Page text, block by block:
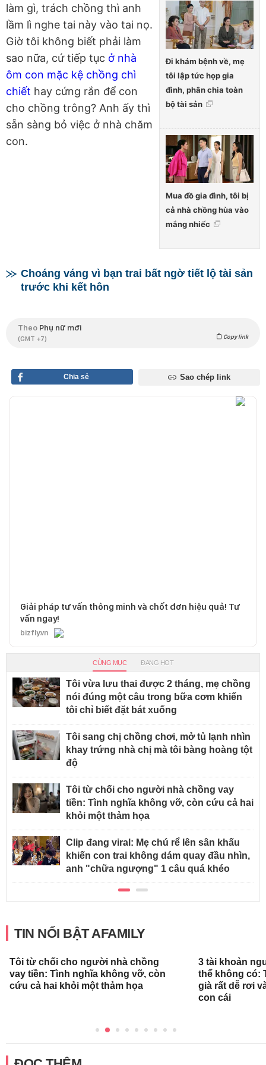
Đi khám bệnh về, mẹ
tôi lập tức họp gia
đình, phân chia toàn
bộ tài sản
Mua đồ gia đình, tôi bị
cả nhà chồng hùa vào
mắng nhiếc
làm gì, trách chồng thì anh
lầm lì nghe tai này vào tai nọ.
Giờ tôi không biết phải làm
sao nữa, cứ tiếp tục ở nhà
ôm con mặc kệ chồng chì
chiết hay cứng rắn để con
cho chồng trông? Anh ấy thì
sẵn sàng bỏ việc ở nhà chăm
con.
Choáng váng vì bạn trai bất ngờ tiết lộ tài sản
trước khi kết hôn
Theo Phụ nữ mới
(GMT +7) Copy link
Chia sẻ Sao chép link
Giải pháp tư vấn thông minh và chốt đơn hiệu quả! Tư
vấn ngay!
bizfly.vn
CÙNG MỤC ĐANG HOT
Tôi vừa lưu thai được 2 tháng, mẹ chồng
nói đúng một câu trong bữa cơm khiến
tôi chỉ biết đặt bát xuống
Tôi sang chị chồng chơi, mở tủ lạnh nhìn
khay trứng nhà chị mà tôi bàng hoàng tột
độ
Tôi từ chối cho người nhà chồng vay
tiền: Tình nghĩa không vỡ, còn cứu cả hai
khỏi một thảm họa
Clip đang viral: Mẹ chú rể lên sân khấu
khiến con trai không dám quay đầu nhìn,
anh "chữa ngượng" 1 câu quá khéo
TIN NỔI BẬT AFAMILY